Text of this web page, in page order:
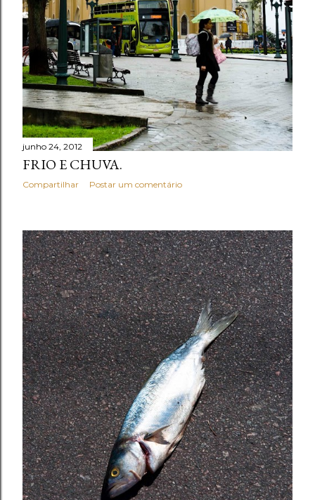
junho 24, 2012
FRIO E CHUVA.
Compartilhar Postar um comentário